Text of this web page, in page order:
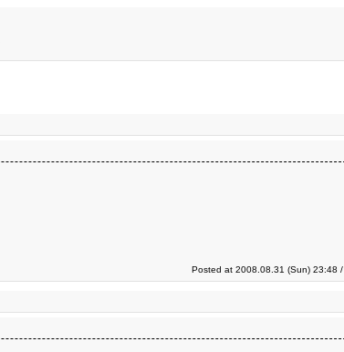
Posted at 2008.08.31 (Sun) 23:48 /